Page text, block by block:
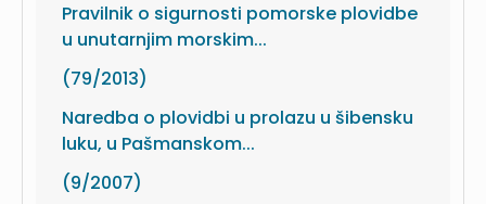
Pravilnik o sigurnosti pomorske plovidbe
u unutarnjim morskim...
(79/2013)
Naredba o plovidbi u prolazu u šibensku
luku, u Pašmanskom...
(9/2007)